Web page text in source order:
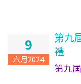
9
六月2024
第九
禮
第九